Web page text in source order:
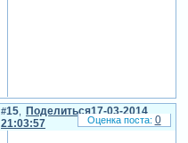
Поделиться
15
17-03-2014
21:03:57
0